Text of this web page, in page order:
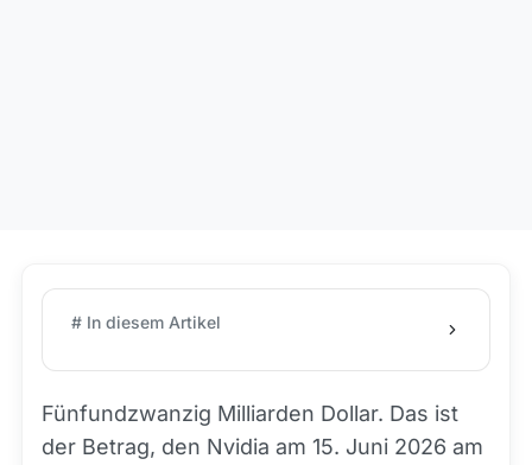
# In diesem Artikel
Fünfundzwanzig Milliarden Dollar. Das ist
der Betrag, den Nvidia am 15. Juni 2026 am